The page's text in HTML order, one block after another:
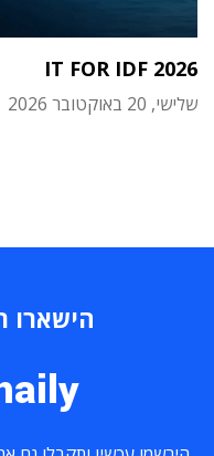
IT FOR IDF 2026
שלישי, 20 באוקטובר 2026
הישארו